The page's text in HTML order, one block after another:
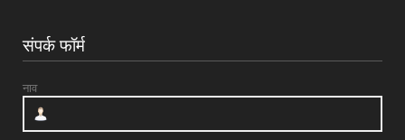
देवळाली प्रवरा येथील विधिज्ञ ॲड. प्रकाश संसारे
यांची काँग्रे...
संपर्क फॉर्म
नाव